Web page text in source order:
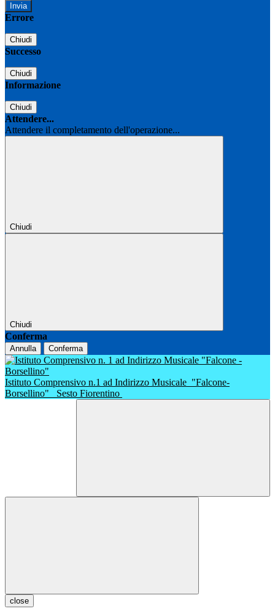
Errore
Chiudi
Successo
Chiudi
Informazione
Chiudi
Attendere...
Attendere il completamento dell'operazione...
Chiudi
Chiudi
Conferma
Annulla Conferma
Istituto Comprensivo n.1 ad Indirizzo Musicale "Falcone-
Borsellino"
Sesto Fiorentino
close